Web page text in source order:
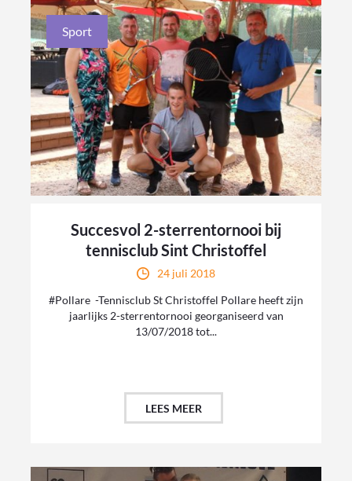
Sport
Succesvol 2-sterrentornooi bij
tennisclub Sint Christoffel
24 juli 2018
#Pollare -Tennisclub St Christoffel Pollare heeft zijn
jaarlijks 2-sterrentornooi georganiseerd van
13/07/2018 tot...
LEES MEER